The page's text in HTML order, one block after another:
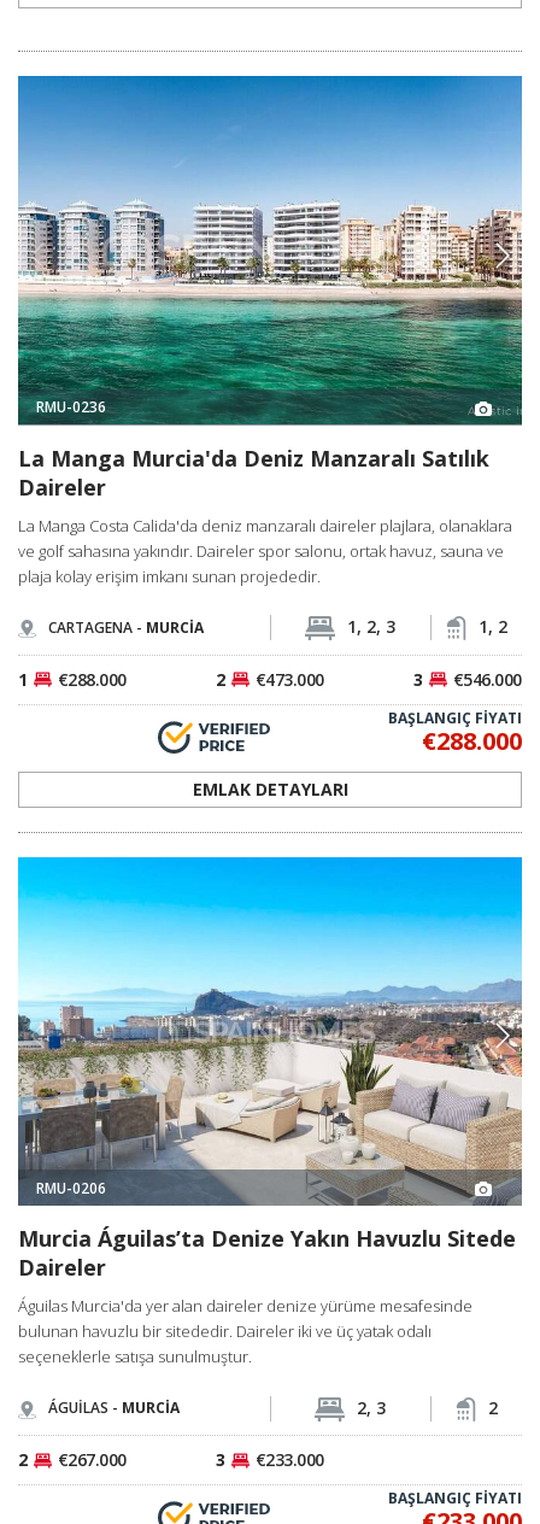
RMU-0236
La Manga Murcia'da Deniz Manzaralı Satılık
Daireler
La Manga Costa Calida'da deniz manzaralı daireler plajlara, olanaklara
ve golf sahasına yakındır. Daireler spor salonu, ortak havuz, sauna ve
plaja kolay erişim imkanı sunan projededir.
CARTAGENA - MURCİA 1, 2, 3 1, 2
1 €288.000 2 €473.000 3 €546.000
BAŞLANGIÇ FİYATI
€288.000
EMLAK DETAYLARI
RMU-0206
Murcia Águilas’ta Denize Yakın Havuzlu Sitede
Daireler
Águilas Murcia'da yer alan daireler denize yürüme mesafesinde
bulunan havuzlu bir sitededir. Daireler iki ve üç yatak odalı
seçeneklerle satışa sunulmuştur.
ÁGUİLAS - MURCİA 2, 3 2
2 €267.000 3 €233.000
BAŞLANGIÇ FİYATI